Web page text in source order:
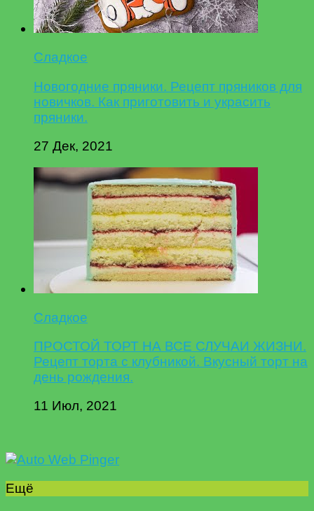
Сладкое
Новогодние пряники. Рецепт пряников для
новичков. Как приготовить и украсить
пряники.
27 Дек, 2021
Сладкое
ПРОСТОЙ ТОРТ НА ВСЕ СЛУЧАИ ЖИЗНИ.
Рецепт торта с клубникой. Вкусный торт на
день рождения.
11 Июл, 2021
Ещё